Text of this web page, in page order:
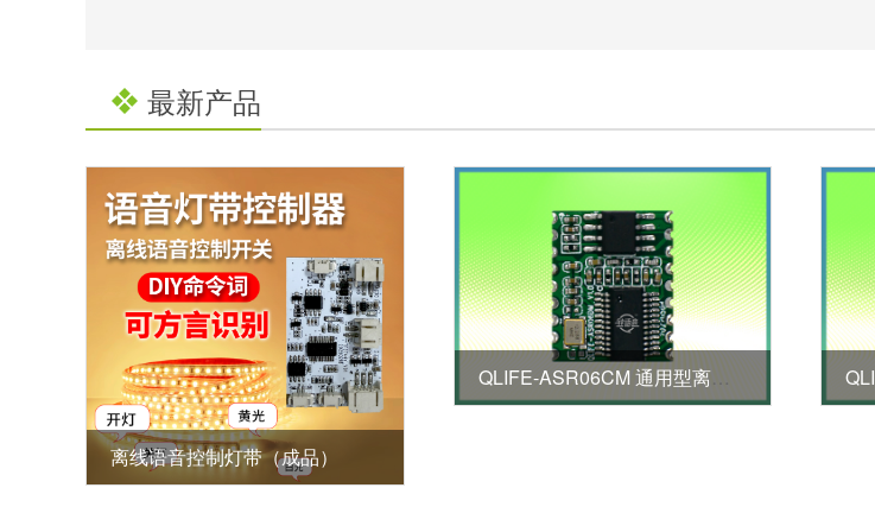
最新产品
离线语音控制灯带（成品）
QLIFE-ASR06CM 通用型离线语音模块